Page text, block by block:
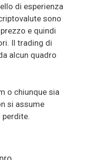
di esperienza
sono
e quindi
Il trading di
alcun quadro
o chiunque sia
si assume
perdite.